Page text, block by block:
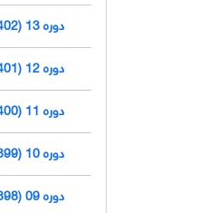
دوره 13 (1402)
دوره 12 (1401)
دوره 11 (1400)
دوره 10 (1399)
دوره 09 (1398)